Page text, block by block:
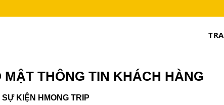
THÔNG TIN KHÁCH HÀNG
KIỆN HMONG TRIP